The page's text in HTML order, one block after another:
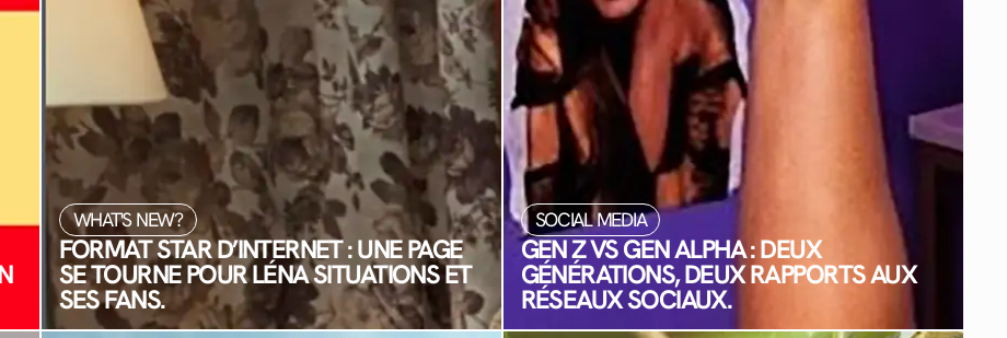
WHAT'S NEW?
FORMAT STAR D’INTERNET : UNE PAGE
SE TOURNE POUR LÉNA SITUATIONS ET
SES FANS.
SOCIAL MEDIA
GEN Z VS GEN ALPHA : DEUX
GÉNÉRATIONS, DEUX RAPPORTS AUX
RÉSEAUX SOCIAUX.